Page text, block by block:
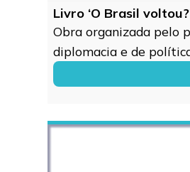
Livro ‘O Brasil
Obra organizada pelo
diplomacia e de